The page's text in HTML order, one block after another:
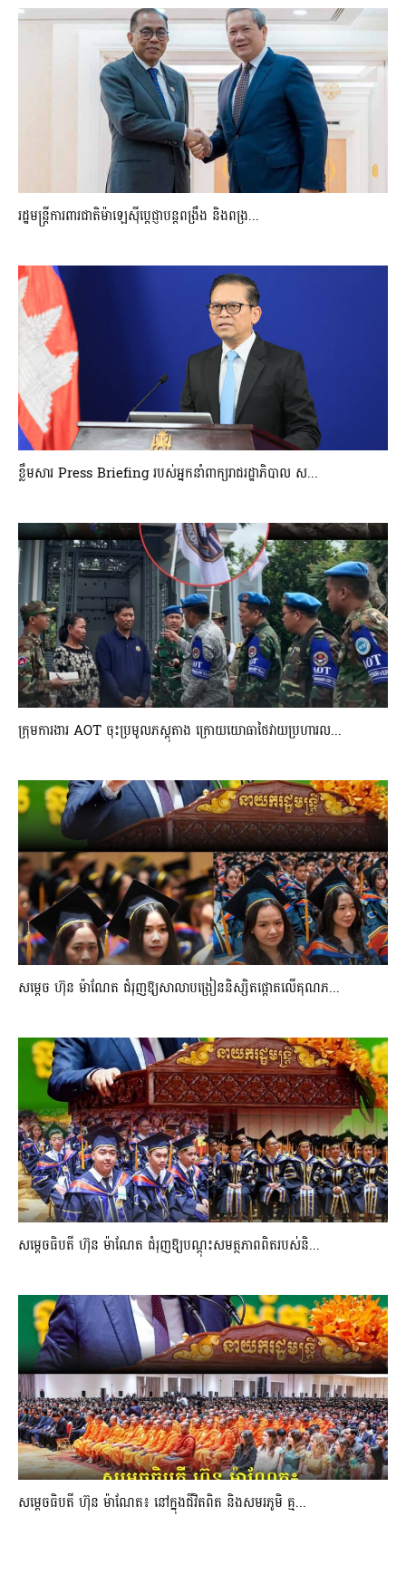
រដ្ឋមន្ត្រីការពារជាតិម៉ាឡេស៊ីប្ដេជ្ញាបន្តពង្រឹង និងពង្រ...
ខ្លឹមសារ Press Briefing របស់អ្នកនាំពាក្យរាជរដ្ឋាភិបាល ស...
ក្រុមការងារ AOT ចុះប្រមូលភស្តុតាង ក្រោយយោធាថៃវាយប្រហារល...
សម្តេច ហ៊ុន ម៉ាណែត ជំរុញឱ្យសាលាបង្រៀននិស្សិតផ្តោតលើគុណភ...
សម្តេចធិបតី ហ៊ុន ម៉ាណែត ជំរុញឱ្យបណ្តុះសមត្ថភាពពិតរបស់និ...
សម្តេចធិបតី ហ៊ុន ម៉ាណែត៖ នៅក្នុងជីវិតពិត និងសមរភូមិ គ្ម...